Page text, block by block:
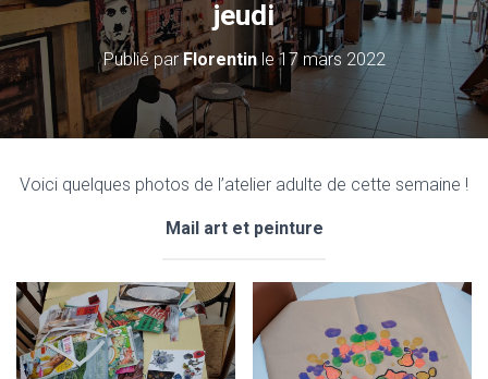
R
L
N
A
V
T
jeudi
Publié parFlorentinle17 mars 2022
Voici quelques photos de l’atelier adulte de cette semaine !
Mail art et peinture